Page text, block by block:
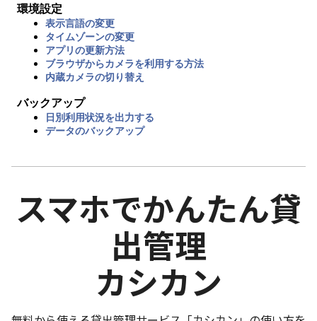
環境設定
表示言語の変更
タイムゾーンの変更
アプリの更新方法
ブラウザからカメラを利用する方法
内蔵カメラの切り替え
バックアップ
日別利用状況を出力する
データのバックアップ
スマホでかんたん貸
出管理
カシカン